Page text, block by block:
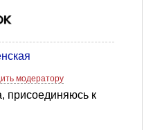
модератору
присоединяюсь к